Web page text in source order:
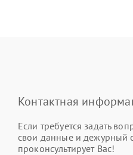
Контактная
Если требуется задать
свои данные и дежурный
проконсультирует Вас!